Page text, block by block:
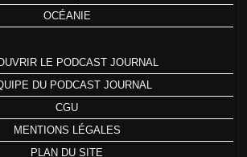
OCÉANIE
LE PODCAST JOURNAL
DU PODCAST JOURNAL
CGU
MENTIONS LÉGALES
PLAN DU SITE